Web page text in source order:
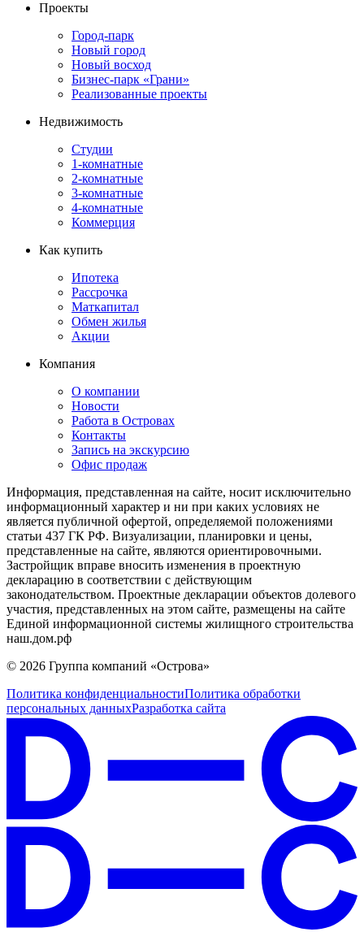
Проекты
Город-парк
Новый город
Новый восход
Бизнес-парк «Грани»
Реализованные проекты
Недвижимость
Студии
1-комнатные
2-комнатные
3-комнатные
4-комнатные
Коммерция
Как купить
Ипотека
Рассрочка
Маткапитал
Обмен жилья
Акции
Компания
О компании
Новости
Работа в Островах
Контакты
Запись на экскурсию
Офис продаж
Информация, представленная на сайте, носит исключительно
информационный характер и ни при каких условиях не
является публичной офертой, определяемой положениями
статьи 437 ГК РФ. Визуализации, планировки и цены,
представленные на сайте, являются ориентировочными.
Застройщик вправе вносить изменения в проектную
декларацию в соответствии с действующим
законодательством. Проектные декларации объектов долевого
участия, представленных на этом сайте, размещены на сайте
Единой информационной системы жилищного строительства
наш.дом.рф
© 2026 Группа компаний «Острова»
Политика конфиденциальностиПолитика обработки
персональных данныхРазработка сайта